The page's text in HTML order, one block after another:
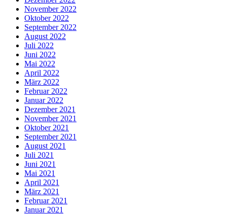
November 2022
Oktober 2022
September 2022
August 2022
Juli 2022
Juni 2022
Mai 2022
April 2022
März 2022
Februar 2022
Januar 2022
Dezember 2021
November 2021
Oktober 2021
September 2021
August 2021
Juli 2021
Juni 2021
Mai 2021
April 2021
März 2021
Februar 2021
Januar 2021